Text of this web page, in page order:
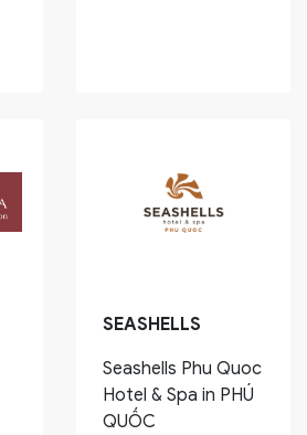
SEASHELLS
Seashells Phu Quoc
Hotel & Spa in PHÚ
QUỐC